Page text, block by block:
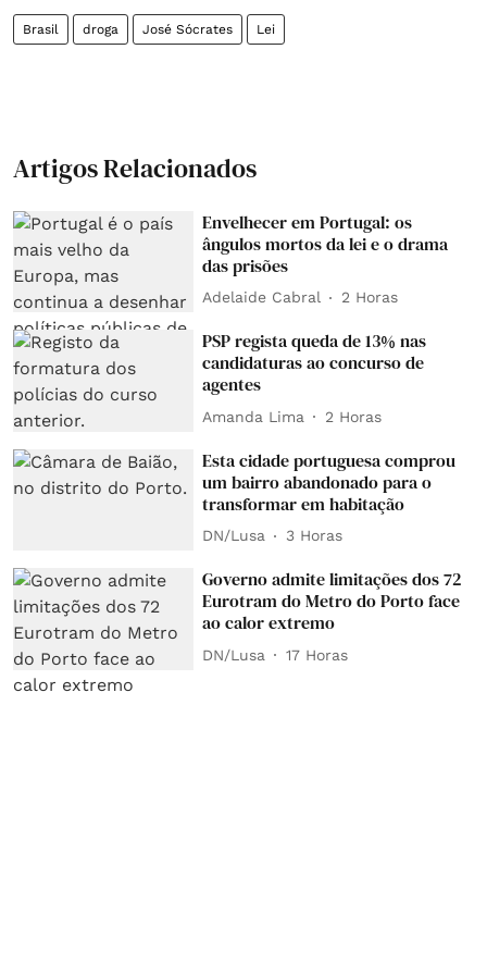
Brasil droga José Sócrates Lei
Artigos Relacionados
Envelhecer em Portugal: os
ângulos mortos da lei e o drama
das prisões
Adelaide Cabral 2 Horas
PSP regista queda de 13% nas
candidaturas ao concurso de
agentes
Amanda Lima 2 Horas
Esta cidade portuguesa comprou
um bairro abandonado para o
transformar em habitação
DN/Lusa 3 Horas
Governo admite limitações dos 72
Eurotram do Metro do Porto face
ao calor extremo
DN/Lusa 17 Horas